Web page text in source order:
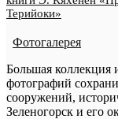
Терийоки»
Фотогалерея
Большая коллекция
фотографий
сооружений,
Зеленогорск и его